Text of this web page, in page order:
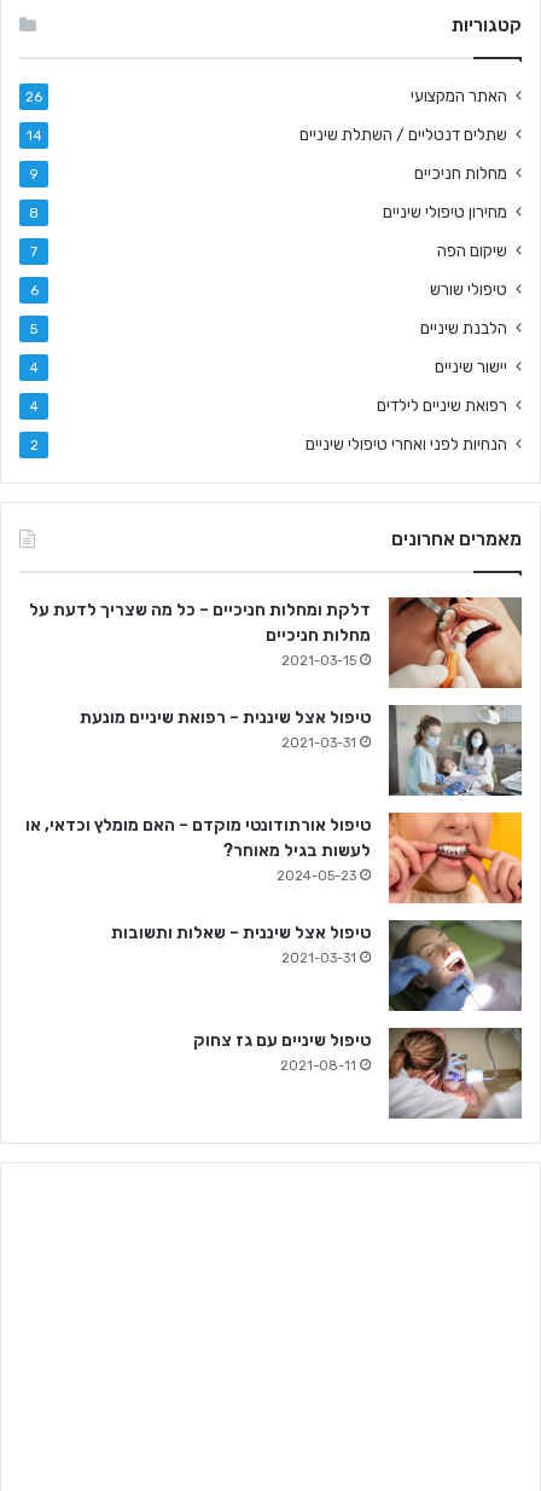
קטגוריות
האתר המקצועי 26
שתלים דנטליים / השתלת שיניים 14
מחלות חניכיים 9
מחירון טיפולי שיניים 8
שיקום הפה 7
טיפולי שורש 6
הלבנת שיניים 5
יישור שיניים 4
רפואת שיניים לילדים 4
הנחיות לפני ואחרי טיפולי שיניים 2
מאמרים אחרונים
דלקת ומחלות חניכיים – כל מה שצריך לדעת על
מחלות חניכיים
2021-03-15
טיפול אצל שיננית – רפואת שיניים מונעת
2021-03-31
טיפול אורתודונטי מוקדם – האם מומלץ וכדאי, או
לעשות בגיל מאוחר?
2024-05-23
טיפול אצל שיננית – שאלות ותשובות
2021-03-31
טיפול שיניים עם גז צחוק
2021-08-11